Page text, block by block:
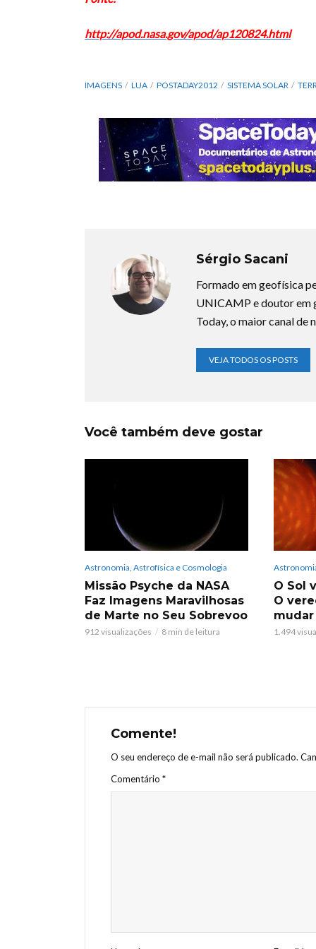
http://apod.nasa.gov/apod/ap120824.html
IMAGENS LUA POSTADAY2012 SISTEMA SOLAR
Sérgio Sacani
Formado em geofísica
UNICAMP e doutor em
Today, o maior canal
VEJA TODOS OS POSTS
Você também deve gostar
Astronomia, Astrofísica e Cosmologia
Missão Psyche da NASA
Faz Imagens Maravilhosas
de Marte no Seu Sobrevoo
912 visualizações 8 min de leitura
O Sol
O
mudar
1.494
Comente!
O seu endereço de e-mail não será publicado.
Comentário *